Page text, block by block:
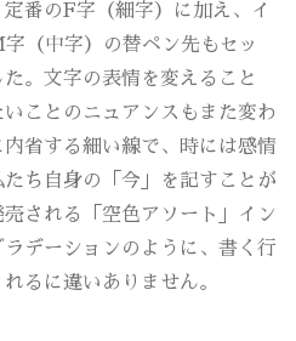
番のF字（細字）に加え、イ
（中字）の替ペン先もセッ
。文字の表情を変えること
ことのニュアンスもまた変わ
省する細い線で、時には感情
ち自身の「今」を記すことが
される「空色アソート」イン
デーションのように、書く行
るに違いありません。